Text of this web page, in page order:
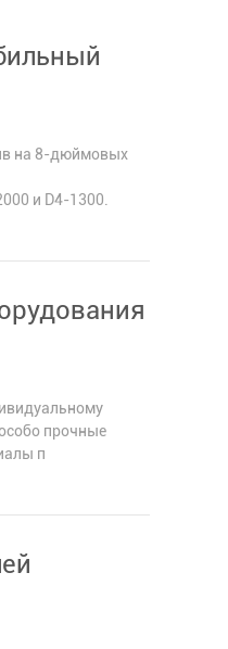
на 8-дюймовых
и D4-1300.
прочные
п